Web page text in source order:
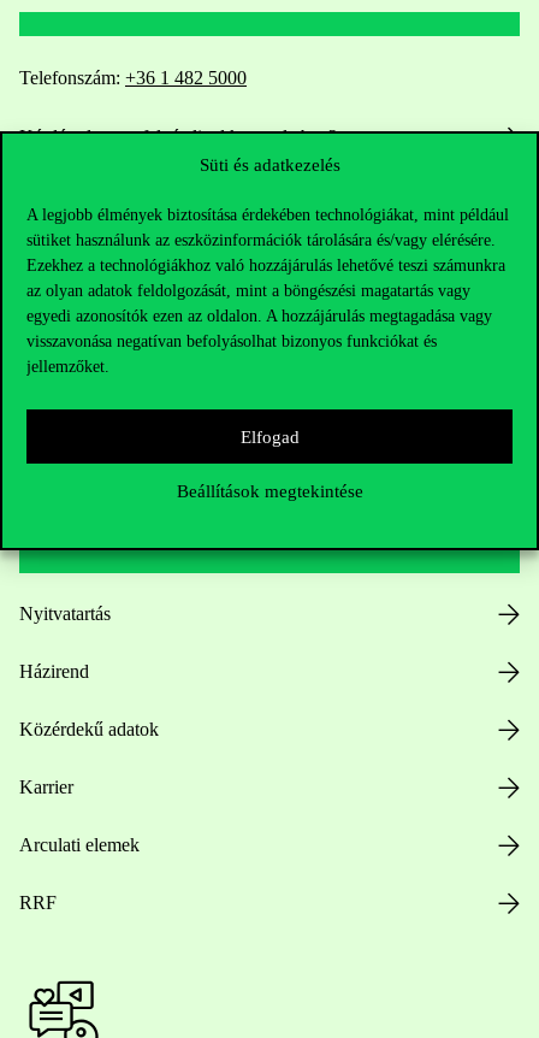
Süti és adatkezelés
A legjobb élmények biztosítása érdekében technológiákat, mint például
sütiket használunk az eszközinformációk tárolására és/vagy elérésére.
Ezekhez a technológiákhoz való hozzájárulás lehetővé teszi számunkra
az olyan adatok feldolgozását, mint a böngészési magatartás vagy
egyedi azonosítók ezen az oldalon. A hozzájárulás megtagadása vagy
visszavonása negatívan befolyásolhat bizonyos funkciókat és
jellemzőket.
Elfogad
Beállítások megtekintése
Telefonszám: +36 1 482 5000
Kérdésed van a felvételivel kapcsolatban?
HUB jelenlegi hallgatóinknak
Sajtó:press@uni-corvinus.hu
Nyitvatartás
Házirend
Közérdekű adatok
Karrier
Arculati elemek
RRF